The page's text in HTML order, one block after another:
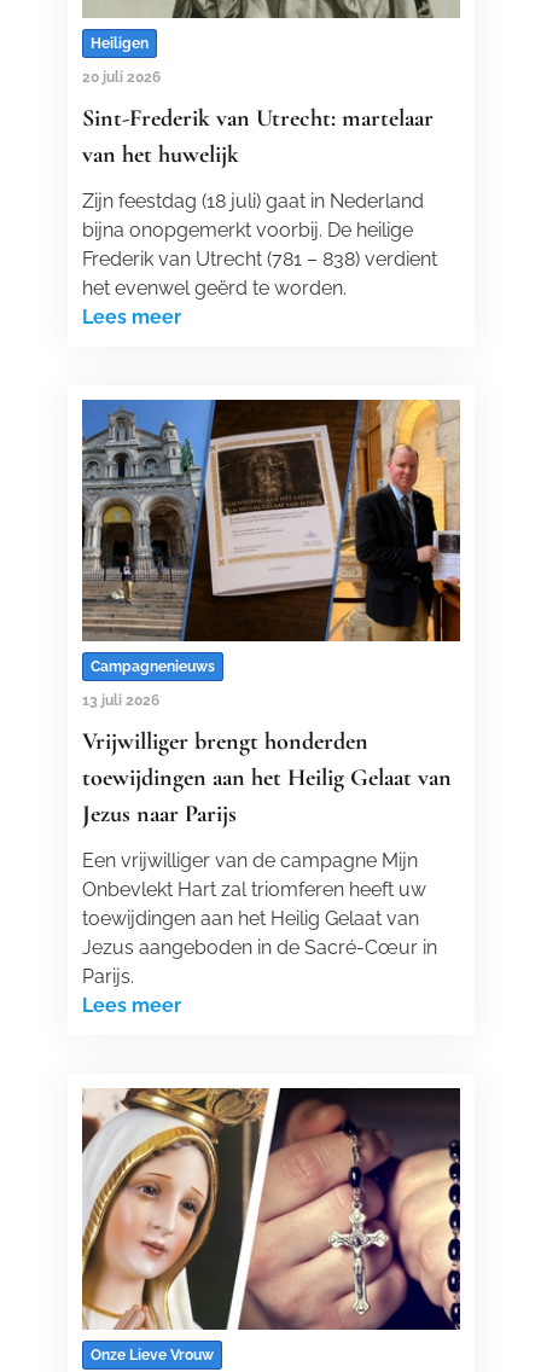
Heiligen
20 juli 2026
Sint-Frederik van Utrecht: martelaar
van het huwelijk
Zijn feestdag (18 juli) gaat in Nederland
bijna onopgemerkt voorbij. De heilige
Frederik van Utrecht (781 – 838) verdient
het evenwel geërd te worden.
Lees meer
Campagnenieuws
13 juli 2026
Vrijwilliger brengt honderden
toewijdingen aan het Heilig Gelaat van
Jezus naar Parijs
Een vrijwilliger van de campagne Mijn
Onbevlekt Hart zal triomferen heeft uw
toewijdingen aan het Heilig Gelaat van
Jezus aangeboden in de Sacré-Cœur in
Parijs.
Lees meer
Onze Lieve Vrouw